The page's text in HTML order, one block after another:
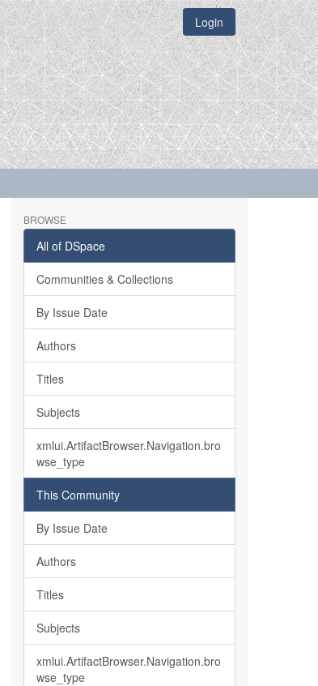
Login
BROWSE
All of DSpace
Communities & Collections
By Issue Date
Authors
Titles
Subjects
xmlui.ArtifactBrowser.Navigation.bro
wse_type
This Community
By Issue Date
Authors
Titles
Subjects
xmlui.ArtifactBrowser.Navigation.bro
wse_type